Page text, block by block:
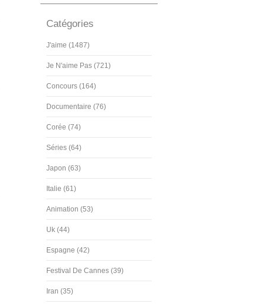
Catégories
J'aime (1487)
Je N'aime Pas (721)
Concours (164)
Documentaire (76)
Corée (74)
Séries (64)
Japon (63)
Italie (61)
Animation (53)
Uk (44)
Espagne (42)
Festival De Cannes (39)
Iran (35)